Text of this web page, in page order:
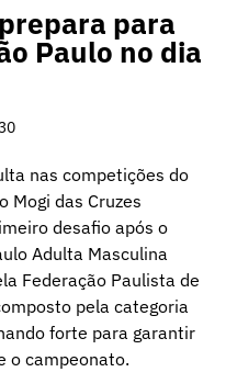
para
Paulo no dia
nas competições do
Mogi das Cruzes
desafio após o
Adulta Masculina
Federação Paulista de
pela categoria
forte para garantir
o campeonato.